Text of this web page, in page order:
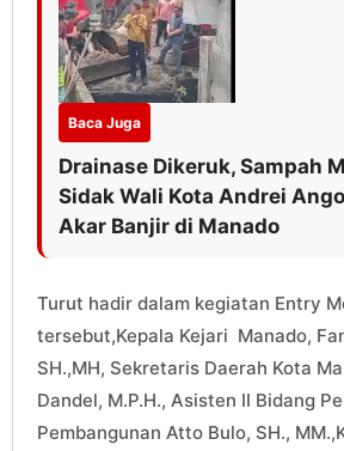
Baca Juga
Drainase Dikeruk, Sampah
Sidak Wali Kota Andrei
Akar Banjir di Manado
Turut hadir dalam kegiatan Entry
tersebut,Kepala Kejari Manado,
SH.,MH, Sekretaris Daerah Kota
Dandel, M.P.H., Asisten II Bidang
Pembangunan Atto Bulo, SH.,